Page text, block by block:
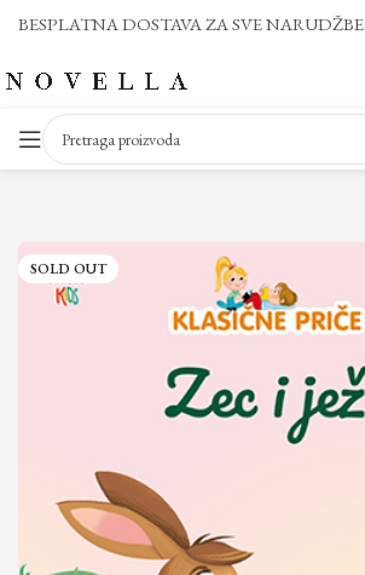
BESPLATNA DOSTAVA ZA SVE NARUDŽBE
SOLD OUT